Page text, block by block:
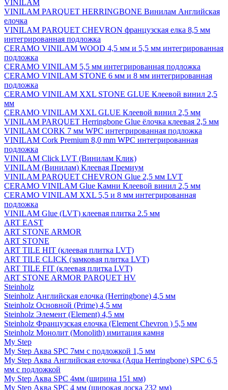
VINILAM
VINILAM PARQUET HERRINGBONE Винилам Английская
елочка
VINILAM PARQUET CHEVRON французская елка 8,5 мм
интегрированная подложка
CERAMO VINILAM WOOD 4,5 мм и 5,5 мм интегрированная
подложка
CERAMO VINILAM 5,5 мм интегрированная подложка
CERAMO VINILAM STONE 6 мм и 8 мм интегрированная
подложка
CERAMO VINILAM XXL STONE GLUE Клеевой винил 2,5
мм
CERAMO VINILAM XXL GLUE Клеевой винил 2,5 мм
VINILAM PARQUET Herringbone Glue ёлочка клеевая 2,5 мм
VINILAM CORK 7 мм WPC интегрированная подложка
VINILAM Cork Premium 8,0 mm WPC интегрированная
подложка
VINILAM Click LVT (Винилам Клик)
VINILAM (Винилам) Клеевая Премиум
VINILAM PARQUET CHEVRON Glue 2,5 мм LVT
CERAMO VINILAM Glue Камни Клеевой винил 2,5 мм
CERAMO VINILAM XXL 5,5 и 8 мм интегрированная
подложка
VINILAM Glue (LVT) клеевая плитка 2.5 мм
ART EAST
ART STONE ARMOR
ART STONE
ART TILE HIT (клеевая плитка LVT)
ART TILE CLICK (замковая плитка LVT)
ART TILE FIT (клеевая плитка LVT)
ART STONE ARMOR PARQUET HV
Steinholz
Steinholz Английская елочка (Herringbone) 4,5 мм
Steinholz Основной (Prime) 4,5 мм
Steinholz Элемент (Element) 4,5 мм
Steinholz Французская елочка (Element Chevron ) 5,5 мм
Steinholz Монолит (Monolith) имитация камня
My Step
My Step Аква SPC 7мм c подложкой 1,5 мм
My Step Аква Английская елочка (Aqua Herringbone) SPC 6,5
мм с подложкой
My Step Аква SPC 4мм (ширина 151 мм)
My Step Аква SPC 4 мм (широкая доска 232 мм)